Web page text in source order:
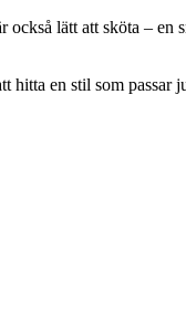
lätt att sköta – en
hitta en stil som passar